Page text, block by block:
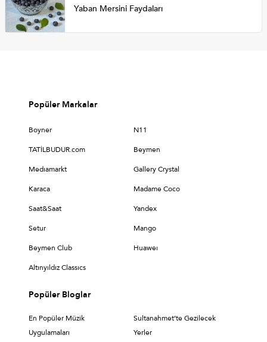
Yaban Mersini Faydaları
Popüler Markalar
Boyner N11
TATİLBUDUR.com Beymen
Medıamarkt Gallery Crystal
Karaca Madame Coco
Saat&Saat Yandex
Setur Mango
Beymen Club Huaweı
Altınyıldız Classıcs
Popüler Bloglar
En Popüler Müzik
Uygulamaları
Sultanahmet’te Gezilecek
Yerler